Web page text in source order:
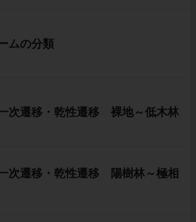
ムの分類
次遷移・乾性遷移 裸地～低木林
次遷移・乾性遷移 陽樹林～極相